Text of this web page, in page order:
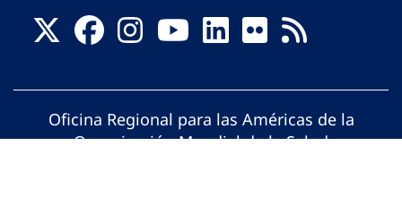
Oficina Regional para las Américas de la
Organización Mundial de la Salud